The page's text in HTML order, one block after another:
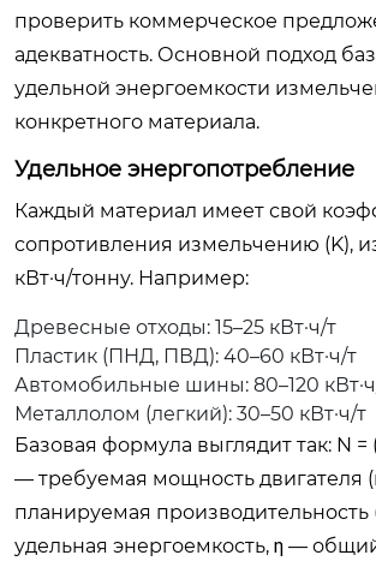
проверить коммерческое
адекватность. Основной подход
удельной энергоемкости
конкретного материала.
Удельное энергопотребление
Каждый материал имеет свой
сопротивления измельчению (K),
кВт·ч/тонну. Например:
Древесные отходы: 15–25 кВт·ч/т
Пластик (ПНД, ПВД): 40–60 кВт·ч/т
Автомобильные шины: 80–120
Металлолом (легкий): 30–50 кВт·ч/т
Базовая формула выглядит так: N =
— требуемая мощность двигателя
планируемая производительность
удельная энергоемкость, η —